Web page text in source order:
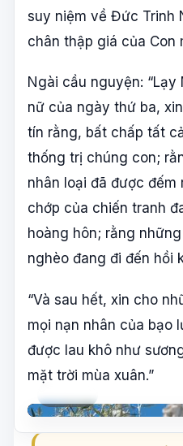
suy niệm về Đức Trinh
chân thập giá của Con
Ngài cầu nguyện:
nữ của ngày thứ ba,
tín rằng, bất chấp tất
thống trị chúng con;
nhân loại đã được đếm
chớp của chiến tranh
hoàng hôn; rằng
nghèo đang đi đến hồi
“Và sau hết, xin cho
mọi nạn nhân của bạo
được lau khô như
mặt trời mùa xuân.”
Phát video